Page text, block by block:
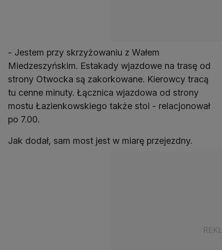
- Jestem przy skrzyżowaniu z Wałem
Miedzeszyńskim. Estakady wjazdowe na trasę od
strony Otwocka są zakorkowane. Kierowcy tracą
tu cenne minuty. Łącznica wjazdowa od strony
mostu Łazienkowskiego także stoi - relacjonował
po 7.00.
Jak dodał, sam most jest w miarę przejezdny.